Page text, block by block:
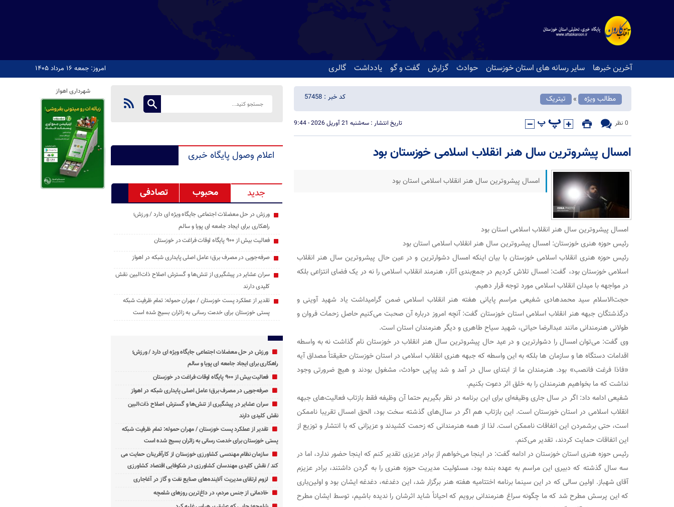
آخرین خبرها سایر رسانه های استان خوزستان حوادث گزارش گفت و گو یادداشت گالری امروز: جمعه ۱۶ مرداد ۱۴۰۵
تیتریک « مطالب ویژه کد خبر : 57458
0 نظر تاریخ انتشار : سه‌شنبه 21 آوریل 2026 - 9:44
امسال پیشروترین سال هنر انقلاب اسلامی خوزستان بود
امسال پیشروترین سال هنر انقلاب اسلامی استان بود
امسال پیشروترین سال هنر انقلاب اسلامی استان بود
رئیس حوزه هنری خوزستان: امسال پیشروترین سال هنر انقلاب اسلامی استان بود
رئیس حوزه هنری انقلاب اسلامی خوزستان با بیان اینکه امسال دشوارترین و در عین حال پیشروترین سال هنر انقلاب
اسلامی خوزستان بود، گفت: امسال تلاش کردیم در جمع‌بندی آثار، هنرمند انقلاب اسلامی را نه در یک فضای انتزاعی بلکه
در مواجهه با میدان انقلاب اسلامی مورد توجه قرار دهیم.
حجت‌الاسلام سید محمدهادی شفیعی مراسم پایانی هفته هنر انقلاب اسلامی ضمن گرامیداشت یاد شهید آوینی و
درگذشتگان جبهه هنر انقلاب اسلامی استان خوزستان گفت: آنچه امروز درباره آن صحبت می‌کنیم حاصل زحمات فروان و
طولانی هنرمندانی مانند عبدالرضا حیاتی، شهید سیاح طاهری و دیگر هنرمندان استان است.
وی گفت: می‌توان امسال را دشوارترین و در عید حال پیشروترین سال هنر انقلاب در خوزستان نام گذاشت نه به واسطه
اقدامات دستگاه ها و سازمان ها بلکه به این واسطه که جبهه هنری انقلاب اسلامی در استان خوزستان حقیقتاً مصداق آیه
«فاذا فرغت فانصب» بود. هنرمندان ما از ابتدای سال در آمد و شد پیاپی حوادث، مشغول بودند و هیچ ضرورتی وجود
نداشت که ما بخواهیم هنرمندان را به خلق اثر دعوت بکنیم.
شفیعی ادامه داد: اگر در سال جاری وظیفه‌ای برای این برنامه در نظر بگیریم حتما آن وظیفه فقط بازتاب فعالیت‌های جبهه
انقلاب اسلامی در استان خوزستان است. این بازتاب هم اگر در سال‌های گذشته سخت بود، الحق امسال تقریبا ناممکن
است، حتی برشمردن این اتفاقات ناممکن است. لذا از همه هنرمندانی که زحمت کشیدند و عزیزانی که با انتشار و توزیع از
این اتفاقات حمایت کردند، تقدیر می‌کنم.
رئیس حوزه هنری استان خوزستان در ادامه گفت: در اینجا می‌خواهم از برادر عزیزی تقدیر کنم که اینجا حضور ندارد، اما در
سه سال گذشته که دبیری این مراسم به عهده بنده بود، مسئولیت مدیریت حوزه هنری را به گردن داشتند، برادر عزیزم
آقای شهباز. اولین سالی که در این سینما برنامه اختتامیه هفته هنر برگزار شد، این دغدغه، دغدغه ایشان بود و اولین‌باری
که این پرسش مطرح شد که ما چگونه سراغ هنرمندانی برویم که احیاناً شاید اثرشان را ندیده باشیم، توسط ایشان مطرح
اعلام وصول پایگاه خبری
جدید محبوب تصادفی
ورزش در حل معضلات اجتماعی جایگاه ویژه ای دارد / ورزش؛
راهکاری برای ایجاد جامعه ‌ای پویا و سالم
فعالیت بیش از ۹۰۰ پایگاه اوقات فراغت در خوزستان
صرفه‌جویی در مصرف برق؛ عامل اصلی پایداری شبکه در اهواز
سران عشایر در پیشگیری از تنش‌ها و گسترش اصلاح ذات‌البین نقش
کلیدی دارند
تقدیر از عملکرد پست خوزستان / مهران حموله: تمام ظرفیت‌ شبکه
پستی خوزستان برای خدمت ‌رسانی به زائران بسیج شده است
ورزش در حل معضلات اجتماعی جایگاه ویژه ای دارد / ورزش؛
راهکاری برای ایجاد جامعه ‌ای پویا و سالم
فعالیت بیش از ۹۰۰ پایگاه اوقات فراغت در خوزستان
صرفه‌جویی در مصرف برق؛ عامل اصلی پایداری شبکه در اهواز
سران عشایر در پیشگیری از تنش‌ها و گسترش اصلاح ذات‌البین
نقش کلیدی دارند
تقدیر از عملکرد پست خوزستان / مهران حموله: تمام ظرفیت‌ شبکه
پستی خوزستان برای خدمت ‌رسانی به زائران بسیج شده است
سازمان نظام مهندسی کشاورزی خوزستان از کارآفرینان حمایت می
کند / نقش کلیدی مهندسان کشاورزی در شکوفایی اقتصاد کشاورزی
لزوم ارتقای مدیریت آلاینده‌های صنایع نفت و گاز در آغاجاری
خادمانی از جنس مردم، در داغ‌ترین روزهای شلمچه
شهرداری اهواز